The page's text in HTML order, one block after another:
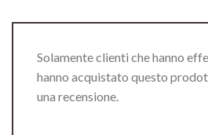
Solamente clienti che hanno
hanno acquistato questo
una recensione.